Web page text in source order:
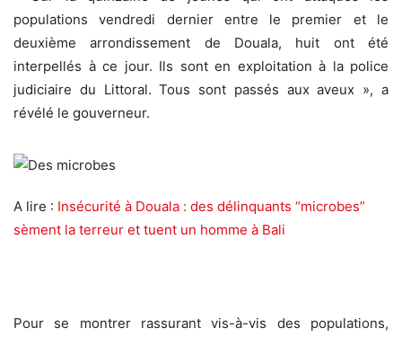
populations vendredi dernier entre le premier et le
deuxième arrondissement de Douala, huit ont été
interpellés à ce jour. Ils sont en exploitation à la police
judiciaire du Littoral. Tous sont passés aux aveux », a
révélé le gouverneur.
A lire : Insécurité à Douala : des délinquants “microbes”
sèment la terreur et tuent un homme à Bali
Pour se montrer rassurant vis-à-vis des populations,